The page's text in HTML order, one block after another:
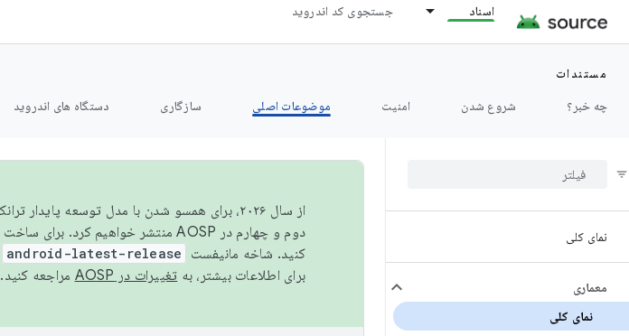
اسناد جستجوی کد اندروید
مستندات
چه خبر؟
شروع شدن امنیت موضوعات اصلی سازگاری دستگاه های اندروید
نمای کلی
معماری
نمای کلی
از سال ۲۰۲۶، برای همسو شدن با مدل توسعه
دوم و چهارم در AOSP منتشر خواهیم کرد. برای ساخت و مشارکت در AOSP،
کنید. شاخه مانیفست
android-latest-release
برای اطلاعات بیشتر، به تغییرات در AOSP مراجعه کنید.